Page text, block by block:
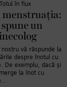
Totul în flux
menstruația:
spune un
nostru vă răspunde la
despre înotul cu
De exemplu, dacă și
la înot cu